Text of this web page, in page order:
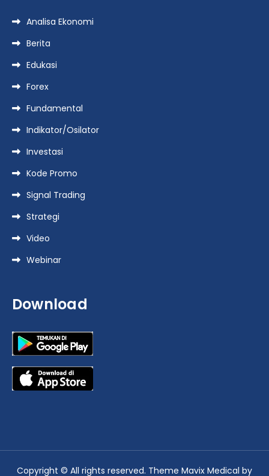
Analisa Ekonomi
Berita
Edukasi
Forex
Fundamental
Indikator/Osilator
Investasi
Kode Promo
Signal Trading
Strategi
Video
Webinar
Download
Copyright © All rights reserved. Theme Mavix Medical by